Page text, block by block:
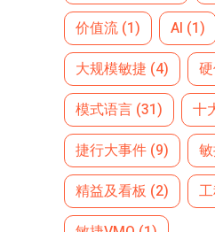
价值流 (1) AI (1)
大规模敏捷 (4)
模式语言 (31) 十
捷行大事件 (9)
精益及看板 (2)